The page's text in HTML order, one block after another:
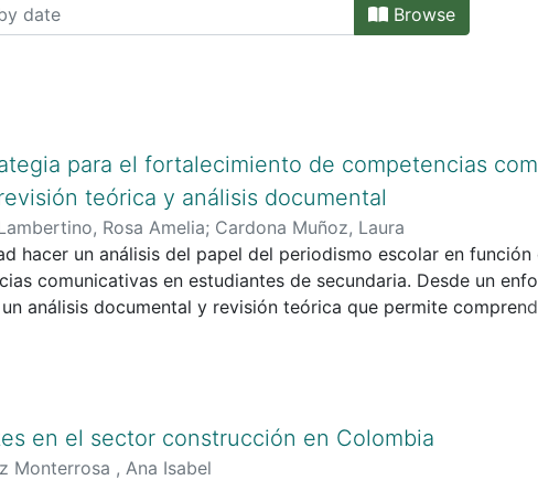
Browse
para el fortalecimiento de competencias
teórica y análisis documental
Rosa Amelia; Cardona Muñoz, Laura
hacer un análisis del papel del periodismo escolar en
comunicativas en estudiantes de secundaria. Desde un
análisis documental y revisión teórica que permite
La investigación se centra en describir, analizar y
que el periodismo escolar contribuye significativamente al
con sentido sociocultural, la oralidad y la argumentación,
crítico en los estudiantes. En conclusión, esta
en el sector construcción en Colombia
Monterrosa , Ana Isabel